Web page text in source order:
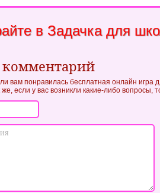
в Задачка для
комментарий
вам понравилась бесплатная онлайн игра
если у вас возникли какие-либо вопросы,